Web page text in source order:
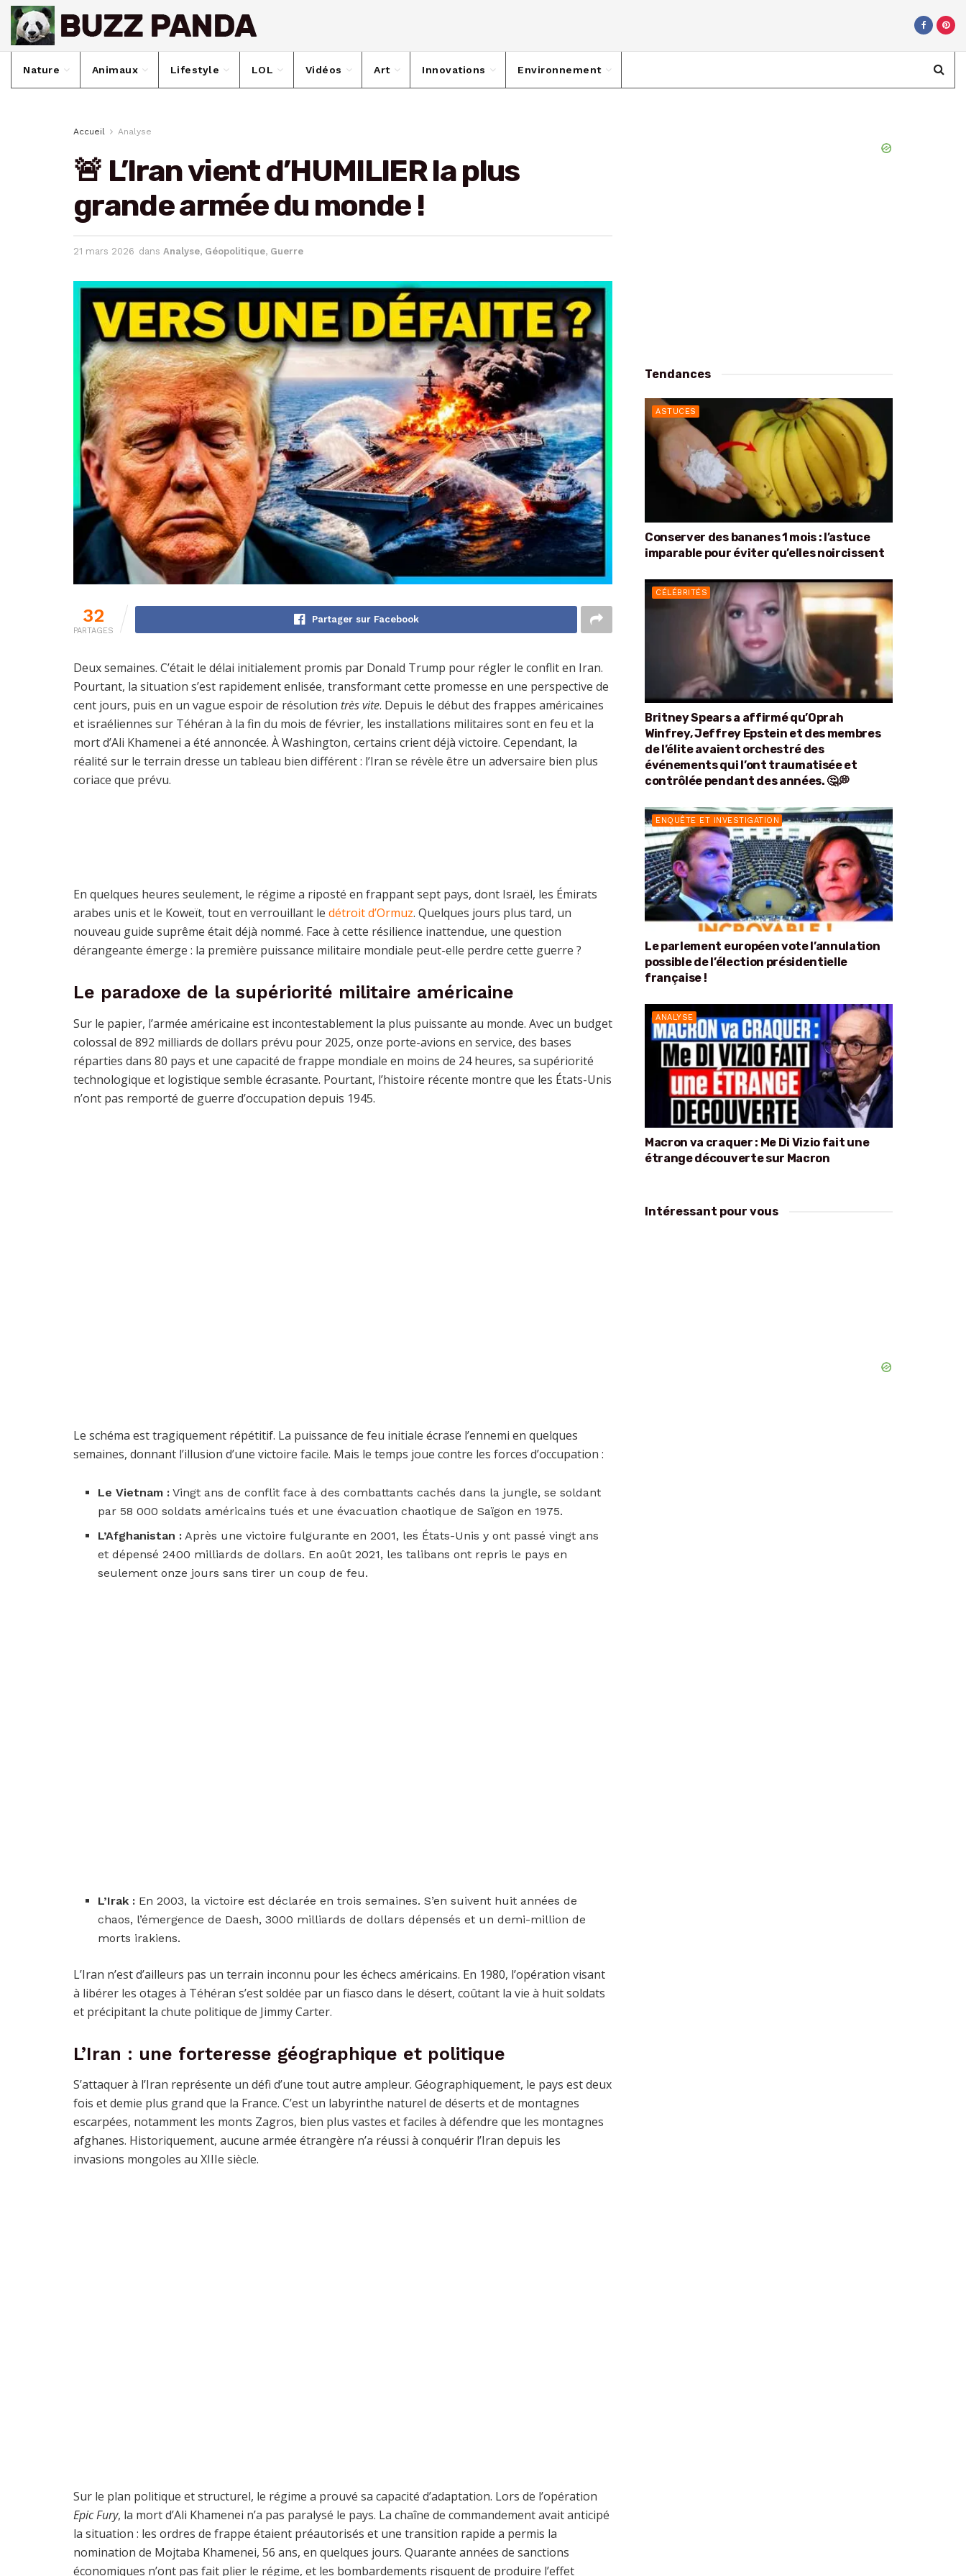
Nature Animaux Lifestyle LOL Vidéos Art Innovations Environnement
Accueil Analyse
🚨 L’Iran vient d’HUMILIER la plus
grande armée du monde !
21 mars 2026 dans Analyse, Géopolitique, Guerre
32
PARTAGES
Partager sur Facebook
Deux semaines. C’était le délai initialement promis par Donald Trump pour régler le conflit en Iran.
Pourtant, la situation s’est rapidement enlisée, transformant cette promesse en une perspective de
cent jours, puis en un vague espoir de résolution très vite. Depuis le début des frappes américaines
et israéliennes sur Téhéran à la fin du mois de février, les installations militaires sont en feu et la
mort d’Ali Khamenei a été annoncée. À Washington, certains crient déjà victoire. Cependant, la
réalité sur le terrain dresse un tableau bien différent : l’Iran se révèle être un adversaire bien plus
coriace que prévu.
En quelques heures seulement, le régime a riposté en frappant sept pays, dont Israël, les Émirats
arabes unis et le Koweït, tout en verrouillant le détroit d’Ormuz. Quelques jours plus tard, un
nouveau guide suprême était déjà nommé. Face à cette résilience inattendue, une question
dérangeante émerge : la première puissance militaire mondiale peut-elle perdre cette guerre ?
Le paradoxe de la supériorité militaire américaine
Sur le papier, l’armée américaine est incontestablement la plus puissante au monde. Avec un budget
colossal de 892 milliards de dollars prévu pour 2025, onze porte-avions en service, des bases
réparties dans 80 pays et une capacité de frappe mondiale en moins de 24 heures, sa supériorité
technologique et logistique semble écrasante. Pourtant, l’histoire récente montre que les États-Unis
n’ont pas remporté de guerre d’occupation depuis 1945.
Le schéma est tragiquement répétitif. La puissance de feu initiale écrase l’ennemi en quelques
semaines, donnant l’illusion d’une victoire facile. Mais le temps joue contre les forces d’occupation :
Le Vietnam : Vingt ans de conflit face à des combattants cachés dans la jungle, se soldant
par 58 000 soldats américains tués et une évacuation chaotique de Saïgon en 1975.
L’Afghanistan : Après une victoire fulgurante en 2001, les États-Unis y ont passé vingt ans
et dépensé 2400 milliards de dollars. En août 2021, les talibans ont repris le pays en
seulement onze jours sans tirer un coup de feu.
L’Irak : En 2003, la victoire est déclarée en trois semaines. S’en suivent huit années de
chaos, l’émergence de Daesh, 3000 milliards de dollars dépensés et un demi-million de
morts irakiens.
L’Iran n’est d’ailleurs pas un terrain inconnu pour les échecs américains. En 1980, l’opération visant
à libérer les otages à Téhéran s’est soldée par un fiasco dans le désert, coûtant la vie à huit soldats
et précipitant la chute politique de Jimmy Carter.
L’Iran : une forteresse géographique et politique
S’attaquer à l’Iran représente un défi d’une tout autre ampleur. Géographiquement, le pays est deux
fois et demie plus grand que la France. C’est un labyrinthe naturel de déserts et de montagnes
escarpées, notamment les monts Zagros, bien plus vastes et faciles à défendre que les montagnes
afghanes. Historiquement, aucune armée étrangère n’a réussi à conquérir l’Iran depuis les
invasions mongoles au XIIIe siècle.
Sur le plan politique et structurel, le régime a prouvé sa capacité d’adaptation. Lors de l’opération
Epic Fury, la mort d’Ali Khamenei n’a pas paralysé le pays. La chaîne de commandement avait anticipé
la situation : les ordres de frappe étaient préautorisés et une transition rapide a permis la
nomination de Mojtaba Khamenei, 56 ans, en quelques jours. Quarante années de sanctions
économiques n’ont pas fait plier le régime, et les bombardements risquent de produire l’effet
Tendances
ASTUCES
Conserver des bananes 1 mois : l’astuce
imparable pour éviter qu’elles noircissent
CÉLÉBRITÉS
Britney Spears a affirmé qu’Oprah
Winfrey, Jeffrey Epstein et des membres
de l’élite avaient orchestré des
événements qui l’ont traumatisée et
contrôlée pendant des années. 🤔💭
ENQUÊTE ET INVESTIGATION
Le parlement européen vote l’annulation
possible de l’élection présidentielle
française !
ANALYSE
Macron va craquer : Me Di Vizio fait une
étrange découverte sur Macron
Intéressant pour vous